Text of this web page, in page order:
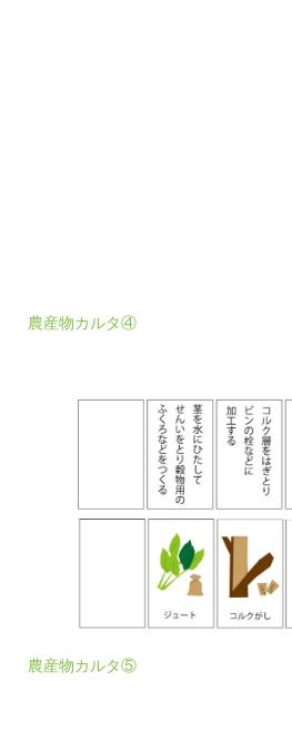
農産物カルタ④
農産物カルタ⑤